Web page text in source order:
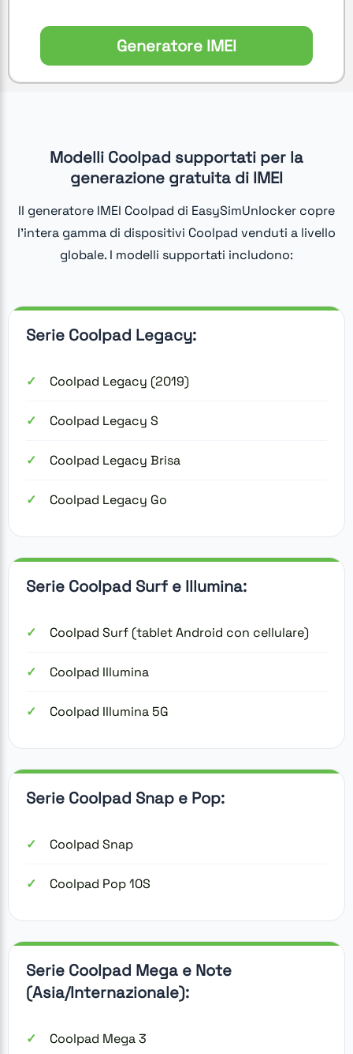
Generatore IMEI
Modelli Coolpad supportati per la
generazione gratuita di IMEI
Il generatore IMEI Coolpad di EasySimUnlocker copre
l'intera gamma di dispositivi Coolpad venduti a livello
globale. I modelli supportati includono:
Serie Coolpad Legacy:
Coolpad Legacy (2019)
Coolpad Legacy S
Coolpad Legacy Brisa
Coolpad Legacy Go
Serie Coolpad Surf e Illumina:
Coolpad Surf (tablet Android con cellulare)
Coolpad Illumina
Coolpad Illumina 5G
Serie Coolpad Snap e Pop:
Coolpad Snap
Coolpad Pop 10S
Serie Coolpad Mega e Note
(Asia/Internazionale):
Coolpad Mega 3